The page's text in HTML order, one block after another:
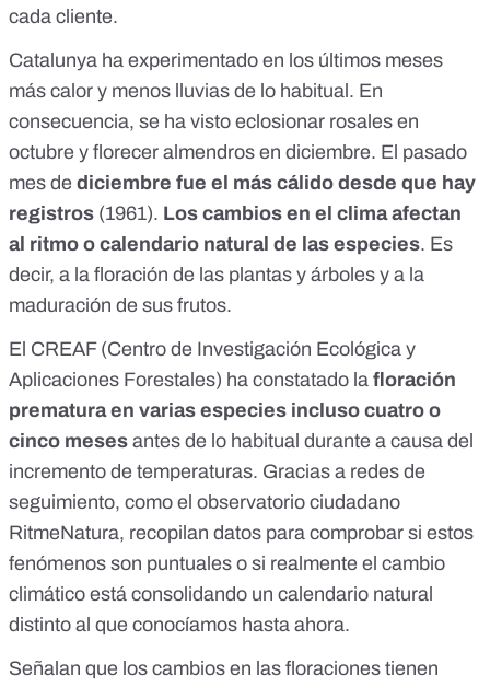
cada cliente.
Catalunya ha experimentado en los últimos meses
más calor y menos lluvias de lo habitual. En
consecuencia, se ha visto eclosionar rosales en
octubre y florecer almendros en diciembre. El pasado
mes de diciembre fue el más cálido desde que hay
registros (1961). Los cambios en el clima afectan
al ritmo o calendario natural de las especies. Es
decir, a la floración de las plantas y árboles y a la
maduración de sus frutos.
El CREAF (Centro de Investigación Ecológica y
Aplicaciones Forestales) ha constatado la floración
prematura en varias especies incluso cuatro o
cinco meses antes de lo habitual durante a causa del
incremento de temperaturas. Gracias a redes de
seguimiento, como el observatorio ciudadano
RitmeNatura, recopilan datos para comprobar si estos
fenómenos son puntuales o si realmente el cambio
climático está consolidando un calendario natural
distinto al que conocíamos hasta ahora.
Señalan que los cambios en las floraciones tienen